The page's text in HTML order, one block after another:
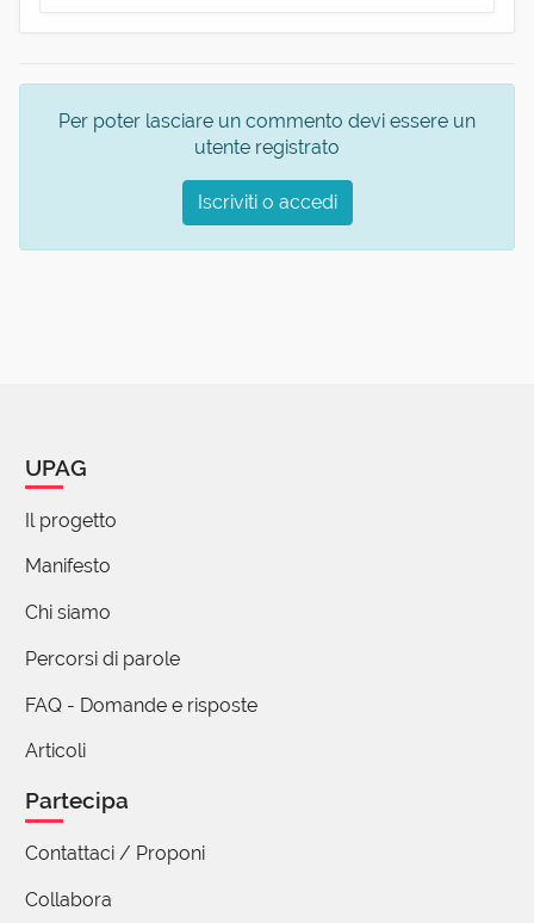
Per poter lasciare un commento devi essere un
utente registrato
Iscriviti o accedi
UPAG
Il progetto
Manifesto
Chi siamo
Percorsi di parole
FAQ - Domande e risposte
Articoli
Partecipa
Contattaci / Proponi
Collabora